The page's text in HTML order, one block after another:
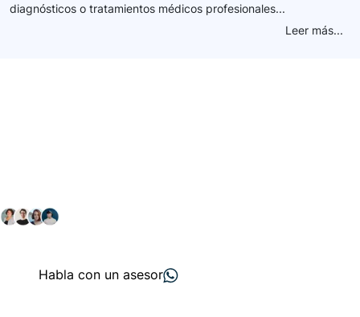
diagnósticos o tratamientos médicos profesionales...
Leer más...
Habla con un asesor